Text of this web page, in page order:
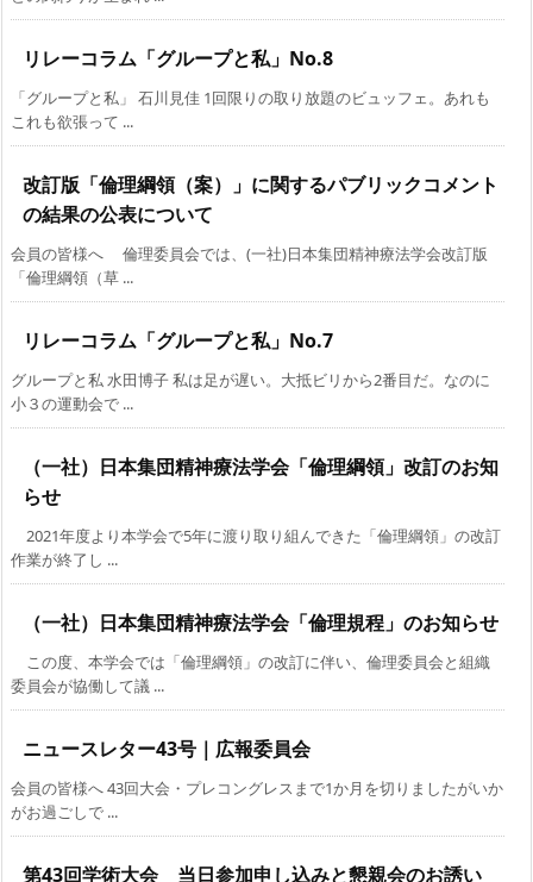
リレーコラム「グループと私」No.8
「グループと私」 石川見佳 1回限りの取り放題のビュッフェ。あれも
これも欲張って ...
改訂版「倫理綱領（案）」に関するパブリックコメント
の結果の公表について
会員の皆様へ 倫理委員会では、(一社)日本集団精神療法学会改訂版
「倫理綱領（草 ...
リレーコラム「グループと私」No.7
グループと私 水田博子 私は足が遅い。大抵ビリから2番目だ。なのに
小３の運動会で ...
（一社）日本集団精神療法学会「倫理綱領」改訂のお知
らせ
2021年度より本学会で5年に渡り取り組んできた「倫理綱領」の改訂
作業が終了し ...
（一社）日本集団精神療法学会「倫理規程」のお知らせ
この度、本学会では「倫理綱領」の改訂に伴い、倫理委員会と組織
委員会が協働して議 ...
ニュースレター43号｜広報委員会
会員の皆様へ 43回大会・プレコングレスまで1か月を切りましたがいか
がお過ごしで ...
第43回学術大会 当日参加申し込みと懇親会のお誘い